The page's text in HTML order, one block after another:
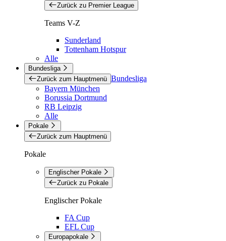
Zurück zu Premier League
Teams V-Z
Sunderland
Tottenham Hotspur
Alle
Bundesliga
Zurück zum Hauptmenü Bundesliga
Bayern München
Borussia Dortmund
RB Leipzig
Alle
Pokale
Zurück zum Hauptmenü
Pokale
Englischer Pokale
Zurück zu Pokale
Englischer Pokale
FA Cup
EFL Cup
Europapokale